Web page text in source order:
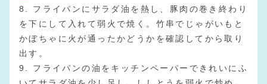
8. フライパンにサラダ油を熱し、豚肉の巻き終わり
を下にして入れて弱火で焼く。竹串でじゃがいもと
かぼちゃに火が通ったかどうかを確認してから取り
出す。
9. フライパンの油をキッチンペーパーできれいにふ